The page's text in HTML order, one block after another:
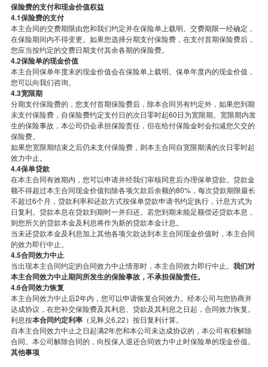
保险费的支付和现金价值权益
4.1保险费的支付
本主合同的交费期限由您和我们约定并在保险单上载明。交费期限一经确定，
在保险期间内不得变更。如果您选择分期支付保险费，在支付首期保险费后，
您应当按约定的交费日期支付其余各期的保险费。
4.2保险单的现金价值
本主合同保单年度末的现金价值会在保险单上载明。保单年度内的现金价值，
您可以向我们咨询。
4.3宽限期
分期支付保险费的，您支付首期保险费后，除本合同另有约定外，如果您到期
未支付保险费，自保险费约定支付日的次日零时起60日为宽限期。宽限期内发
生的保险事故，本公司仍会承担保险责任，但在给付保险金时会扣减您欠交的
保险费。
如果您宽限期结束之后仍未支付保险费，则本主合同自宽限期满的次日零时起
效力中止。
4.4保单贷款
在本主合同有效期内，您可以申请并经我们审核同意后办理保单贷款。贷款金
额不得超过本主合同现金价值扣除各项欠款后余额的80%，每次贷款期限最长
不超过6个月，贷款利率和还款方式按保单贷款申请书约定执行，计息方式为
日复利。贷款本息在贷款到期时一并归还。若您到期未能足额偿还贷款本息，
则您所欠的贷款本金及利息将作为新的贷款本金计息。
当未还贷款本金及利息加上其他各项欠款达到本主合同现金价值时，本主合同
的效力即行中止。
4.5合同效力中止
当出现本主合同约定的合同效力中止情形时，本主合同效力即行中止。 我们对
本主合同效力中止期间所发生的保险事故，不承担保险责任。
4.6合同效力恢复
本主合同效力中止后2年内，您可以申请恢复合同效力。经本公司与您协商并
达成协议，在您补交保险费及其利息、贷款及其利息之日起，合同效力恢复。
利息按本合同约定利率（见释义6.22）按日复利计算。
自本主合同效力中止之日起满2年您和本公司未达成协议的，本公司有权解除
合同。本公司解除合同的，向投保人退还合同效力中止时保险单的现金价值。
其他事项